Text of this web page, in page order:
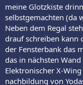
meine Glotzkiste
selbstgemachten (da
Neben dem Regal
drauf schreiben kann
der Fensterbank das
das in nächsten
Elektronischer X-
nachbildung von